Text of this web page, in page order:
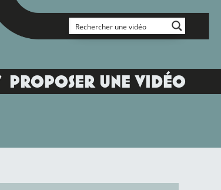
PROPOSER UNE VIDÉO